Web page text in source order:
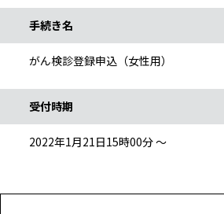
手続き名
がん検診登録申込（女性用）
受付時期
2022年1月21日15時00分 ～